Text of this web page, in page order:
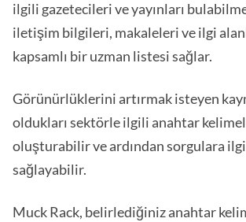
ilgili gazetecileri ve yayınları
iletişim bilgileri, makaleleri ve ilgi
kapsamlı bir uzman listesi sağlar.
Görünürlüklerini artırmak isteyen
oldukları sektörle ilgili anahtar
oluşturabilir ve ardından sorgulara
sağlayabilir.
Muck Rack, belirlediğiniz anahtar